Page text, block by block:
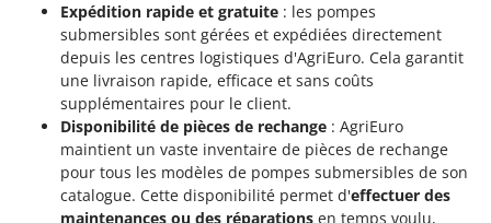
Sunseeker
Tecla
TecnoGen
Tellarini Pompe
Telwin
Expédition rapide et gratuite : les pompes
submersibles sont gérées et expédiées directement
depuis les centres logistiques d'AgriEuro. Cela garantit
une livraison rapide, efficace et sans coûts
supplémentaires pour le client.
Disponibilité de pièces de rechange : AgriEuro
maintient un vaste inventaire de pièces de rechange
pour tous les modèles de pompes submersibles de son
catalogue. Cette disponibilité permet d'effectuer des
maintenances ou des réparations en temps voulu,